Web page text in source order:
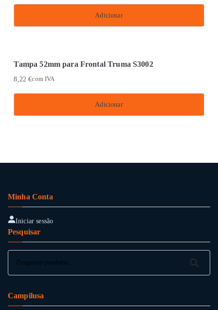
Adicionar
Tampa 52mm para Frontal Truma S3002
8,22€com IVA
Adicionar
Minha Conta
Iniciar sessão
Pesquisar
Pesquisar
Campilusa